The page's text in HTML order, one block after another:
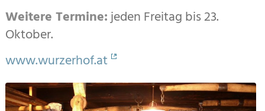
Weitere Termine:jeden Freitag bis 23.
Oktober.
www.wurzerhof.at
Zusatzinformationen